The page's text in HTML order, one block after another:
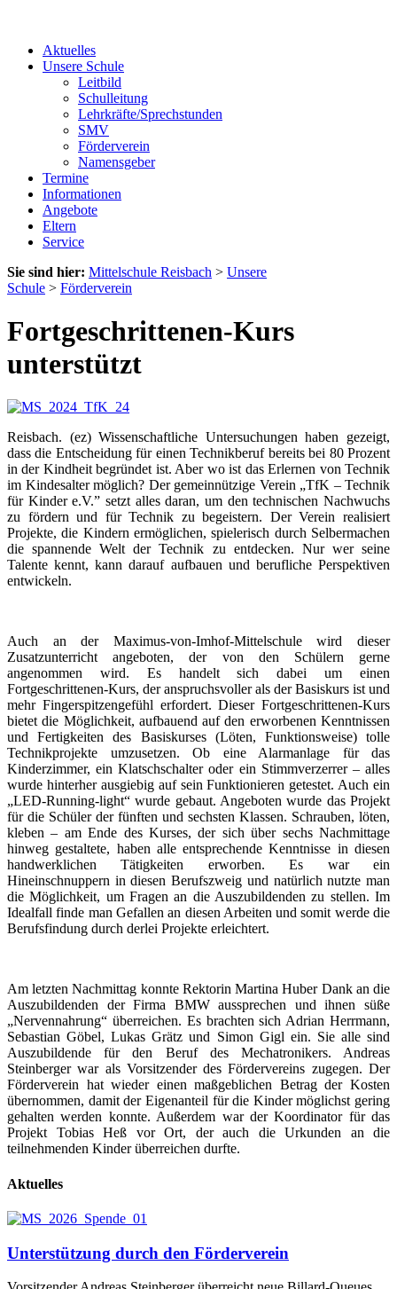
Aktuelles
Unsere Schule
Leitbild
Schulleitung
Lehrkräfte/Sprechstunden
SMV
Förderverein
Namensgeber
Termine
Informationen
Angebote
Eltern
Service
Sie sind hier: Mittelschule Reisbach > Unsere
Schule > Förderverein
Fortgeschrittenen-Kurs
unterstützt
Reisbach. (ez) Wissenschaftliche Untersuchungen haben gezeigt,
dass die Entscheidung für einen Technikberuf bereits bei 80 Prozent
in der Kindheit begründet ist. Aber wo ist das Erlernen von Technik
im Kindesalter möglich? Der gemeinnützige Verein „TfK – Technik
für Kinder e.V.” setzt alles daran, um den technischen Nachwuchs
zu fördern und für Technik zu begeistern. Der Verein realisiert
Projekte, die Kindern ermöglichen, spielerisch durch Selbermachen
die spannende Welt der Technik zu entdecken. Nur wer seine
Talente kennt, kann darauf aufbauen und berufliche Perspektiven
entwickeln.
Auch an der Maximus-von-Imhof-Mittelschule wird dieser
Zusatzunterricht angeboten, der von den Schülern gerne
angenommen wird. Es handelt sich dabei um einen
Fortgeschrittenen-Kurs, der anspruchsvoller als der Basiskurs ist und
mehr Fingerspitzengefühl erfordert. Dieser Fortgeschrittenen-Kurs
bietet die Möglichkeit, aufbauend auf den erworbenen Kenntnissen
und Fertigkeiten des Basiskurses (Löten, Funktionsweise) tolle
Technikprojekte umzusetzen. Ob eine Alarmanlage für das
Kinderzimmer, ein Klatschschalter oder ein Stimmverzerrer – alles
wurde hinterher ausgiebig auf sein Funktionieren getestet. Auch ein
„LED-Running-light“ wurde gebaut. Angeboten wurde das Projekt
für die Schüler der fünften und sechsten Klassen. Schrauben, löten,
kleben – am Ende des Kurses, der sich über sechs Nachmittage
hinweg gestaltete, haben alle entsprechende Kenntnisse in diesen
handwerklichen Tätigkeiten erworben. Es war ein
Hineinschnuppern in diesen Berufszweig und natürlich nutzte man
die Möglichkeit, um Fragen an die Auszubildenden zu stellen. Im
Idealfall finde man Gefallen an diesen Arbeiten und somit werde die
Berufsfindung durch derlei Projekte erleichtert.
Am letzten Nachmittag konnte Rektorin Martina Huber Dank an die
Auszubildenden der Firma BMW aussprechen und ihnen süße
„Nervennahrung“ überreichen. Es brachten sich Adrian Herrmann,
Sebastian Göbel, Lukas Grätz und Simon Gigl ein. Sie alle sind
Auszubildende für den Beruf des Mechatronikers. Andreas
Steinberger war als Vorsitzender des Fördervereins zugegen. Der
Förderverein hat wieder einen maßgeblichen Betrag der Kosten
übernommen, damit der Eigenanteil für die Kinder möglichst gering
gehalten werden konnte. Außerdem war der Koordinator für das
Projekt Tobias Heß vor Ort, der auch die Urkunden an die
teilnehmenden Kinder überreichen durfte.
Aktuelles
Unterstützung durch den Förderverein